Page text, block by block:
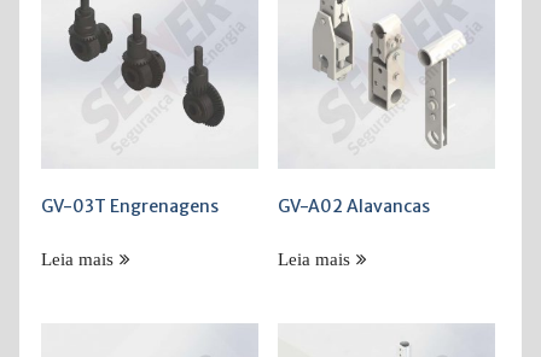
GV-03T Engrenagens
Leia mais
GV-A02 Alavancas
Leia mais